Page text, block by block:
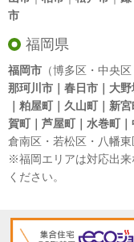
市
福岡県
福岡市 （博多区・中央
那珂川市｜春日市｜大
｜粕屋町｜久山町｜新
賀町｜芦屋町｜水巻町
倉南区・若松区・八幡東
※福岡エリアは対応出来
ください。